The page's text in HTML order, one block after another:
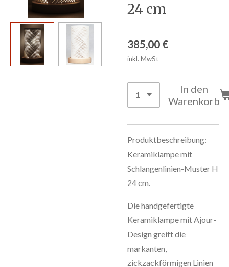
24 cm
385,00 €
inkl. MwSt
In den
Warenkorb
Produktbeschreibung:
Keramiklampe mit
Schlangenlinien-Muster H
24 cm.
Die handgefertigte
Keramiklampe mit Ajour-
Design greift die
markanten,
zickzackförmigen Linien